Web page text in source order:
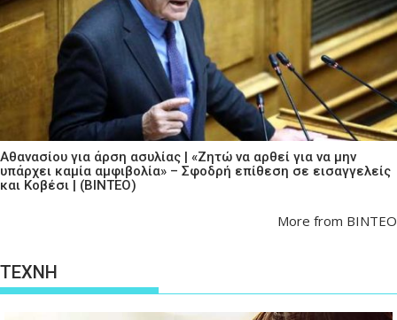
Αθανασίου για άρση ασυλίας | «Ζητώ να αρθεί για να μην
υπάρχει καμία αμφιβολία» – Σφοδρή επίθεση σε εισαγγελείς
και Κοβέσι | (ΒΙΝΤΕΟ)
More from ΒΙΝΤΕΟ
ΤΕΧΝΗ